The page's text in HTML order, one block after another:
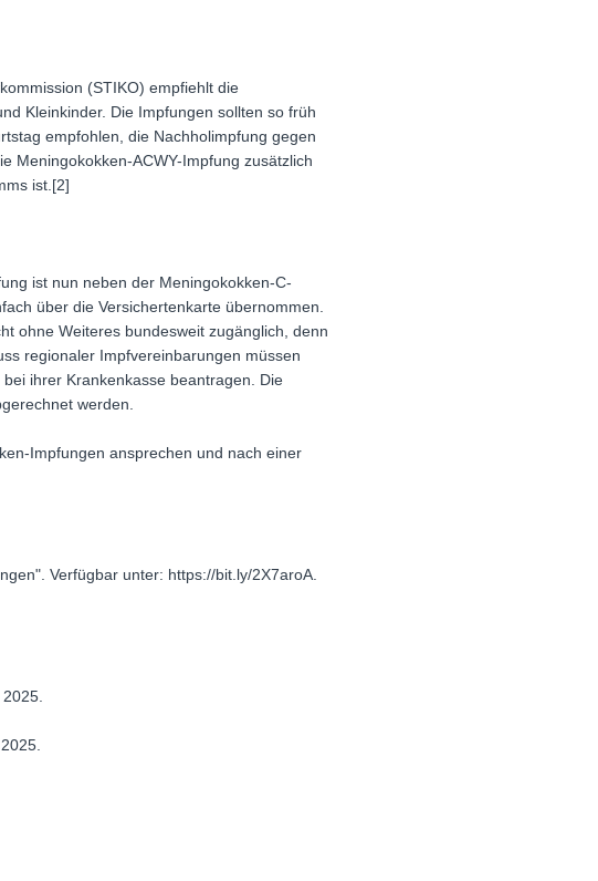
(STIKO) empfiehlt die
Kleinkinder. Die Impfungen sollten so früh
empfohlen, die Nachholimpfung gegen
Meningokokken-ACWY-Impfung zusätzlich
ist.[2]
ist nun neben der Meningokokken-C-
über die Versichertenkarte übernommen.
ohne Weiteres bundesweit zugänglich, denn
regionaler Impfvereinbarungen müssen
ihrer Krankenkasse beantragen. Die
werden.
Impfungen ansprechen und nach einer
Verfügbar unter: https://bit.ly/2X7aroA.